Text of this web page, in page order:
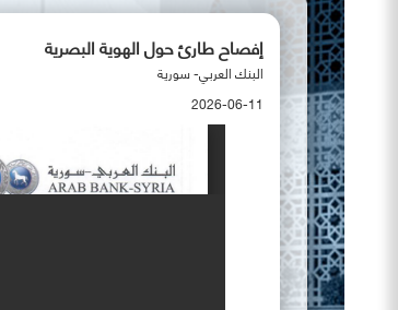
إفصاح طارئ حول الهوية البصرية
البنك العربي- سورية
2026-06-11